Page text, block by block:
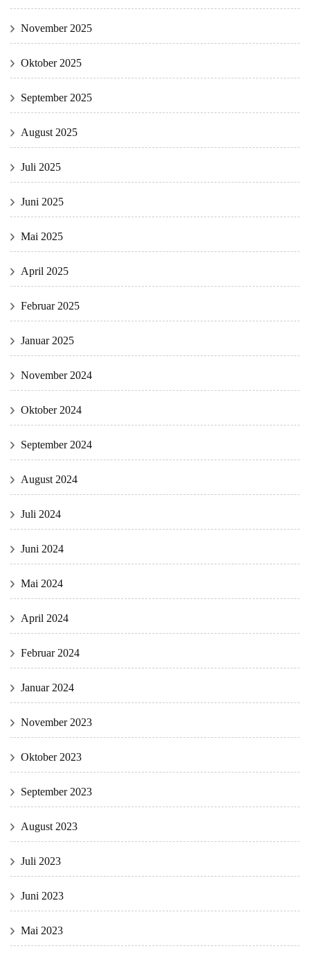
November 2025
Oktober 2025
September 2025
August 2025
Juli 2025
Juni 2025
Mai 2025
April 2025
Februar 2025
Januar 2025
November 2024
Oktober 2024
September 2024
August 2024
Juli 2024
Juni 2024
Mai 2024
April 2024
Februar 2024
Januar 2024
November 2023
Oktober 2023
September 2023
August 2023
Juli 2023
Juni 2023
Mai 2023